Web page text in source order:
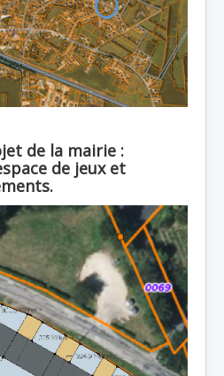
de la mairie :
de jeux et